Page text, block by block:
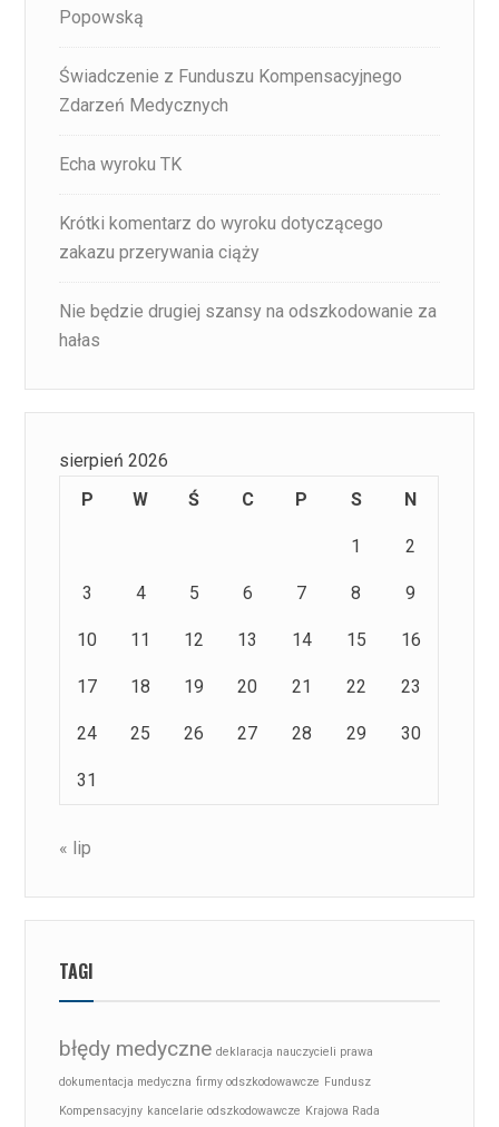
Popowską
Świadczenie z Funduszu Kompensacyjnego
Zdarzeń Medycznych
Echa wyroku TK
Krótki komentarz do wyroku dotyczącego
zakazu przerywania ciąży
Nie będzie drugiej szansy na odszkodowanie za
hałas
sierpień 2026
P
W Ś C P S N
1 2
3 4 5 6 7 8 9
10 11 12 13 14 15 16
17 18 19 20 21 22 23
24 25 26 27 28 29 30
31
« lip
TAGI
błędy medyczne deklaracja nauczycieli prawa
dokumentacja medyczna firmy odszkodowawcze Fundusz
Kompensacyjny kancelarie odszkodowawcze Krajowa Rada